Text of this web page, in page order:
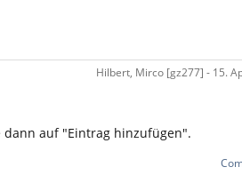
Hilbert, Mirco [gz277] - 15.
dann auf "Eintrag hinzufügen".